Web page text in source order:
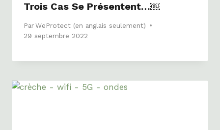
Trois Cas Se Présentent…￼
ParWeProtect (en anglais seulement)
29 septembre 2022